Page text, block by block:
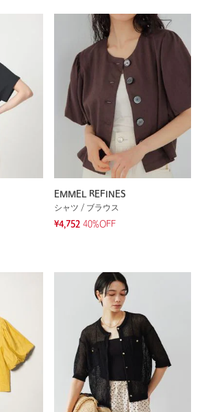
EMMEL REFINES
シャツ / ブラウス
¥4,752 40%OFF